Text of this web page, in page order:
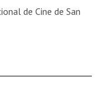
de Cine de San